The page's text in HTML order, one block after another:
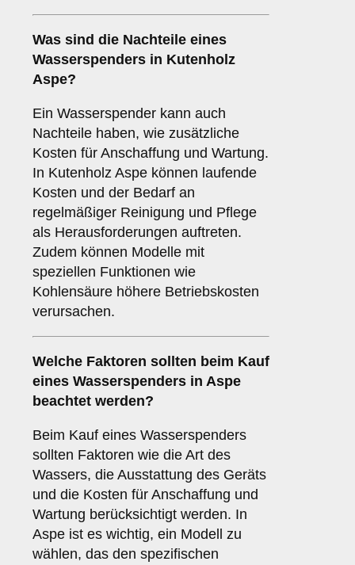
Was sind die Nachteile eines
Wasserspenders in Kutenholz
Aspe?
Ein Wasserspender kann auch
Nachteile haben, wie zusätzliche
Kosten für Anschaffung und Wartung.
In Kutenholz Aspe können laufende
Kosten und der Bedarf an
regelmäßiger Reinigung und Pflege
als Herausforderungen auftreten.
Zudem können Modelle mit
speziellen Funktionen wie
Kohlensäure höhere Betriebskosten
verursachen.
Welche Faktoren sollten beim Kauf
eines Wasserspenders in Aspe
beachtet werden?
Beim Kauf eines Wasserspenders
sollten Faktoren wie die Art des
Wassers, die Ausstattung des Geräts
und die Kosten für Anschaffung und
Wartung berücksichtigt werden. In
Aspe ist es wichtig, ein Modell zu
wählen, das den spezifischen